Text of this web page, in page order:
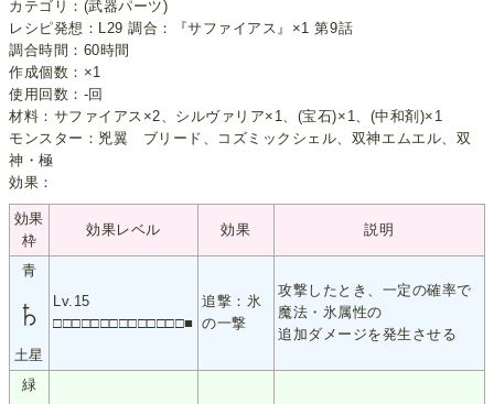
カテゴリ：(武器パーツ)
レシピ発想：L29 調合：『サファイアス』×1 第9話
調合時間：60時間
作成個数：×1
使用回数：-回
材料：サファイアス×2、シルヴァリア×1、(宝石)×1、(中和剤)×1
モンスター：兇翼 ブリード、コズミックシェル、双神エムエル、双
神・極
効果：
効果
枠
効果レベル 効果 説明
青
♄
土星
Lv.15
□□□□□□□□□□□□□□■
追撃：氷
の一撃
攻撃したとき、一定の確率で
魔法・氷属性の
追加ダメージを発生させる
緑